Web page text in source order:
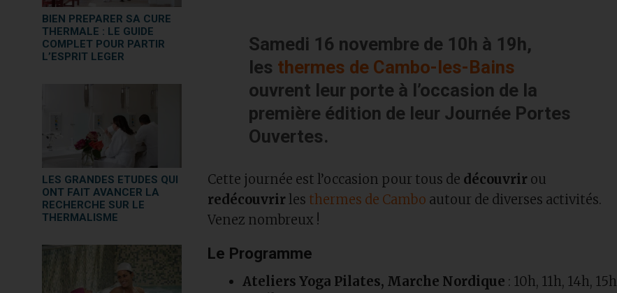
BIEN PREPARER SA CURE
THERMALE : LE GUIDE
COMPLET POUR PARTIR
L’ESPRIT LEGER
LES GRANDES ETUDES QUI
ONT FAIT AVANCER LA
RECHERCHE SUR LE
THERMALISME
Samedi 16 novembre de 10h à 19h,
les thermes de Cambo-les-Bains
ouvrent leur porte à l’occasion de la
première édition de leur Journée Portes
Ouvertes.
Cette journée est l’occasion pour tous de découvrir ou
redécouvrir les thermes de Cambo autour de diverses activités.
Venez nombreux !
Le Programme
Ateliers Yoga Pilates, Marche Nordique : 10h, 11h, 14h, 15h